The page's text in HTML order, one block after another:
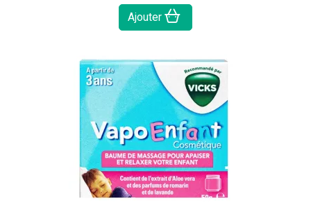
Ajouter